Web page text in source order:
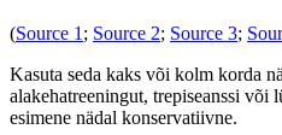
(Source 1 ; Source 2; Source 3;
Kasuta seda kaks või kolm korda
alakehatreeningut, trepiseanssi või
esimene nädal konservatiivne.